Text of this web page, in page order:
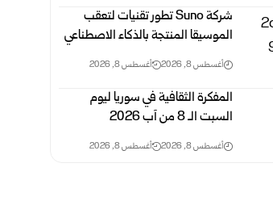
شركةSuno ‎ تطور تقنيات لتعقب
الموسيقا المنتجة بالذكاء ‏الاصطناعي
أغسطس 8, 2026 أغسطس 8, 2026
المفكرة الثقافية في سوريا ليوم
السبت الـ 8 من آب 2026
أغسطس 8, 2026 أغسطس 8, 2026